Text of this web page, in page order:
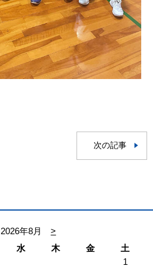
次の記事
2026年8月
>
水 木 金
土
1